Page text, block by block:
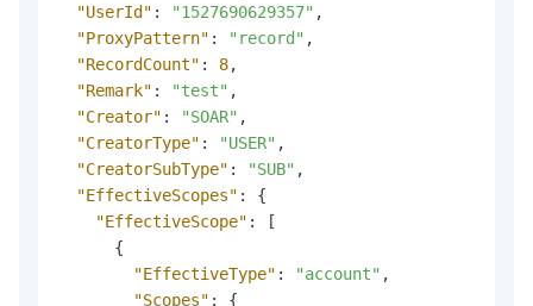
"UserId" : "1527690629357" ,
"ProxyPattern" : "record" ,
"RecordCount" : 8,
"Remark" : "test" ,
"Creator" : "SOAR" ,
"CreatorType" : "USER" ,
"CreatorSubType" : "SUB" ,
"EffectiveScopes" :
{
"EffectiveScope" :
[
{
"EffectiveType" : "account" ,
"Scopes" :
{